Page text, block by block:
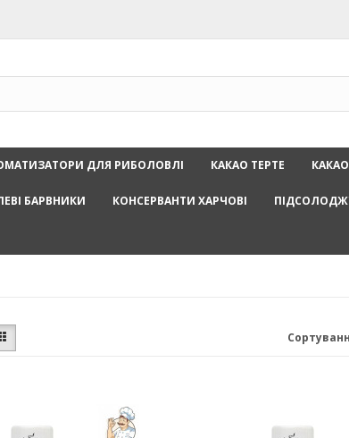
ДЛЯ РИБОЛОВЛІ КАКАО ТЕРТЕ
БАРВНИКИ КОНСЕРВАНТИ ХАРЧОВІ